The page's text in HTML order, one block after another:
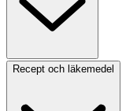
Recept och läkemedel